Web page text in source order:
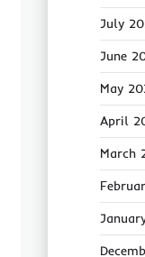
July
June
May
April
March